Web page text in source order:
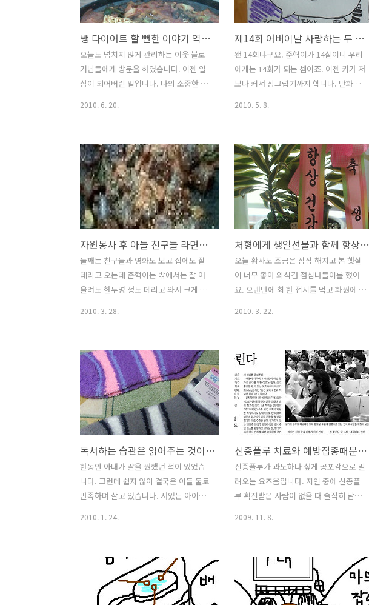
하는것 같았는데 전혀 눈치 못챗지 뭡니
까? 좋은분을 만나서 우리까지 기회가 온
것 같아요. 물론 아내가 동분서주한 노고
도 있었겠지요. 지난번 리솜 스파캐슬 다
녀온 날에 여권을 받으러 시청에 갔었어
요. 여행사에 여권번호를 불러줘야 하는
시..
만 마음은 그렇지 않았어요. 아들 둘뿐이
데. 가지가 많은 나무도 아니데 바람이 왜
그리 부는지...그런데 다치기 몇일 전 아
내가 넌즈시 건넨말에 역시 뭐든지 생각
하기 나름이 아닌가하는 생각이 듭니다
막내의 변성기와 합창대회 내달 17일에
위해 부..
쌩 다이어트 할 뻔한 이야기 역시 오랜 살다보면 부부는 닮기도 하지만 통하기도 하나보다
오늘도 넘치지 않게 관리하는 이웃 불로
거님들에게 방문을 하였습니다. 이젠 일
상이 되어버린 일입니다. 나의 소중한 이
로 남으려고 애를 쓰고 있습니다. 오랜 이
웃블로거가 어느 순간 발길을 돌려 방문
을 줄이고 다른 이웃블로거들과 소통하는
모습을 보면 야속하기도 하지만 리뷰블로
거로 비중을 많이 둔 저로서는 도리가 없
죠. 하늘엔별님들이 여친과 함께 부대찌
게를 드시고 오셨다는 정성스런 포스팅을
읽게 되었습니다. 그러고 보니 부대찌게
를 먹을지도 오래 되었구나 하는 생각도
들고 해서 답글을 남기고 조금 늦게 퇴근
을 했습니다. 아이들이 더 바쁜 토요일 오
유있는 시간을 보내게..
2010. 6. 20.
제14회 어버이날 사랑하는 두 아들이 만들어 준 카네이션과 편지
왠 14회냐구요. 준혁이가 14살이니 우리
에게는 14회가 되는 셈이죠. 이젠 키가 저
보다 커서 징그럽기까지 합니다. 만화그
니다. 표지에 왜 조커를 그렸을까? 아마도
조금더 사랑을 원하는 듯 합니다. 자신의
표정을 잃어버린 조커는 준혁이의 심리상
태가 아닌가 싶어요. 최근에 시험기간동
안 여러가지로 잔소리를 했는데 장남이라
는 입장에서 부모에게 걱정을 끼쳐 드리
지 않기 위해 속으로 삭히는게 많았나 봅
니다. 애비를 닮아서 위트가 있습니다. 이
따만큼 좋다고 하는데 손이 쑤~욱 나와 깜
놀했습니다. 와락 안기고 싶지 않으세요.
귀여운 장남의 빨간 하트 작렬... 3개 저와
2010. 5. 8.
자원봉사 후 아들 친구들 라면파티 핑구야 날자의 맛있는 라면 레시피
둘째는 친구들과 영화도 보고 집에도 잘
데리고 오는데 준혁이는 밖에서는 잘 어
울려도 한두명 정도 데리고 와서 크게 걱
해야 졸업을 할 수 있죠. 바람직한 제도입
니다. 실질적인 효과가 있던 없던 반복하
다보면 달라질 수 있으니까요 작은 아들
은 학원에 가서 모처럼 우리내외는 한가
했지만 아이들을 위해 지난번에 미루다
못한 책장정리를 하기 시작했습니다. 한
참이 지났을까? 오후 책장 정리가 마무리
될 무렵 아침에 자원봉사를 간 준혁이에
게서 전화가 왔어요. "아뿌!! 친구들하고
라면파티하기로 해서 집으로 데리고 가려
는데 어떠세요" "어~~ 집안 청소하고 있
..
2010. 3. 28.
처형에게 생일선물과 함께 항상 건강 개가 되라고 축하인사를 하다.
오늘 황사도 조금은 잠잠 해지고 봄 햇살
이 너무 좋아 외식겸 점심나들이를 했어
요. 오랜만에 회 한 접시를 먹고 화원에 들
륵.... 사장님,,,, 사장님은 안계시고 꽃과
나무 그리고 오랜만에 보는 연탄만이 반
길 뿐,,,, 한쪽에서 부시시 일어나시는 사
장님. 봄햇살에 잠시 낮잠을 깨운 것 같아
미안하지만.. 사장님 생일 선물을 하려고
하는데 좋은 나무 추천해주세요 이것저것
보다가 인디아를 사기로 했습니다. 아내
는 막내가 봄이라 학교에서 작은 화분을
가져가야 한다며 또 고르고 있었어요. 결
국 홍콩야자를 골랐어요. 공짜로... 항상
화원에 들르면 공짜로 얻는 재미가 있어 ..
2010. 3. 22.
독서하는 습관은 읽어주는 것이 아니라 공유하며 대화하는 속에 있다.
한동안 아내가 딸을 원했던 적이 있었습
니다. 그런데 쉽지 않아 결국은 아들 둘로
만족하며 살고 있습니다. 서있는 아이가
장남이다 할 때가 많아요. 아내가 조금 아
프거나 하면 늘 오래 곁에서 걱정하고 간
호하는게 장남이고 막내도 역시 걱정도
하지만 이내 쿨쿨... 저희는 평범한 가족
2010. 1. 24.
신종플루 치료와 예방접종때문에 내 아이가 의사가 되었으면 하는...
신종플루가 과도하다 싶게 공포감으로 밀
려오눈 요즈음입니다. 지인 중에 신종플
루 확진받은 사람이 없을 때 솔직히 남의
구나 한번쯤은 우리아이가 의사가 되어주
었으면 하는 바램도 할 말하지 않습니까?
물론 그 과정이 일반학부생보다는 험란한
길이라도 말이죠. 큰 놈은 예고간다고 하
2009. 11. 8.